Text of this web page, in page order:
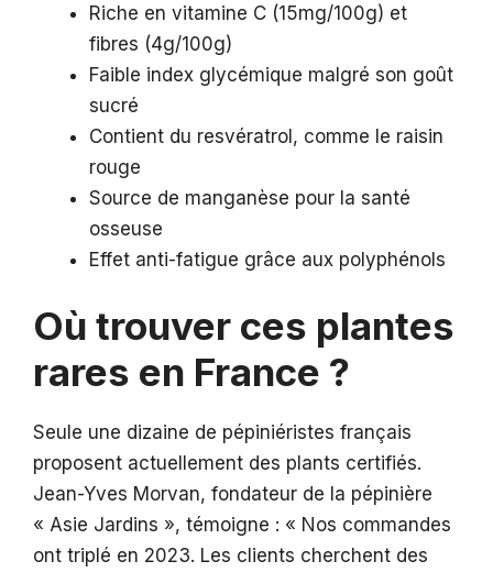
Riche en vitamine C (15mg/100g) et
fibres (4g/100g)
Faible index glycémique malgré son goût
sucré
Contient du resvératrol, comme le raisin
rouge
Source de manganèse pour la santé
osseuse
Effet anti-fatigue grâce aux polyphénols
Où trouver ces plantes
rares en France ?
Seule une dizaine de pépiniéristes français
proposent actuellement des plants certifiés.
Jean-Yves Morvan, fondateur de la pépinière
« Asie Jardins », témoigne : « Nos commandes
ont triplé en 2023. Les clients cherchent des